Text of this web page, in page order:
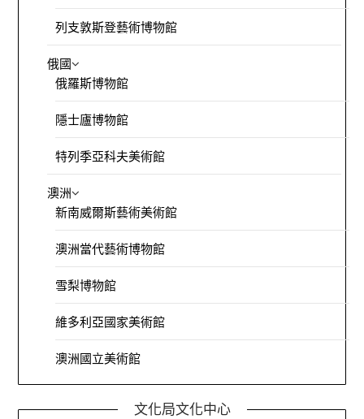
列支敦斯登藝術博物館
俄國
俄羅斯博物館
隱士廬博物館
特列季亞科夫美術館
澳洲
新南威爾斯藝術美術館
澳洲當代藝術博物館
雪梨博物館
維多利亞國家美術館
澳洲國立美術館
文化局文化中心